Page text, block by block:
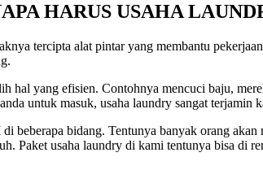
HARUS USAHA
tercipta alat pintar yang membantu
hal yang efisien. Contohnya mencuci baju,
untuk masuk, usaha laundry sangat terjamin
beberapa bidang. Tentunya banyak orang
Paket usaha laundry di kami tentunya bisa di